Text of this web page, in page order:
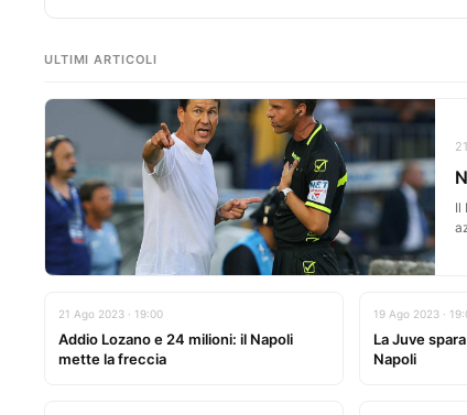
ULTIMI ARTICOLI
Il
21 Ago 2023 · 19:00
Addio Lozano e 24 milioni: il Napoli
mette la freccia
19 Ago 2023 ·
La Juve
Napoli